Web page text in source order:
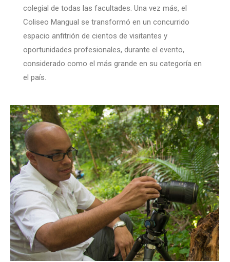
colegial de todas las facultades. Una vez más, el
Coliseo Mangual se transformó en un concurrido
espacio anfitrión de cientos de visitantes y
oportunidades profesionales, durante el evento,
considerado como el más grande en su categoría en
el país.